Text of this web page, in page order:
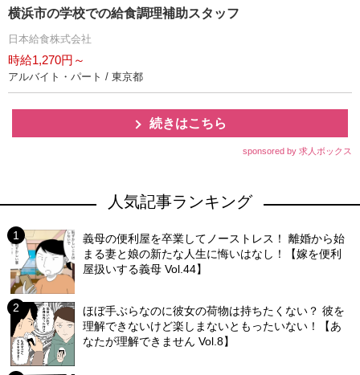
横浜市の学校での給食調理補助スタッフ
日本給食株式会社
時給1,270円～
アルバイト・パート / 東京都
続きはこちら
sponsored by 求人ボックス
人気記事ランキング
義母の便利屋を卒業してノーストレス！ 離婚から始
まる妻と娘の新たな人生に悔いはなし！【嫁を便利
屋扱いする義母 Vol.44】
ほぼ手ぶらなのに彼女の荷物は持ちたくない？ 彼を
理解できないけど楽しまないともったいない！【あ
なたが理解できません Vol.8】